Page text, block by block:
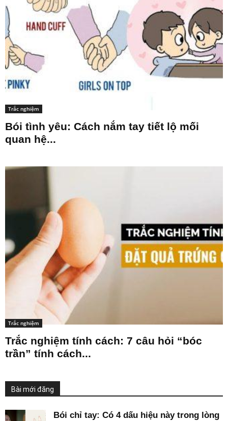
Trắc nghiệm
Bói tình yêu: Cách nắm tay tiết lộ mối
quan hệ...
Trắc nghiệm
Trắc nghiệm tính cách: 7 câu hỏi “bóc
trần” tính cách...
Bài mới đăng
Bói chỉ tay: Có 4 dấu hiệu này trong lòng